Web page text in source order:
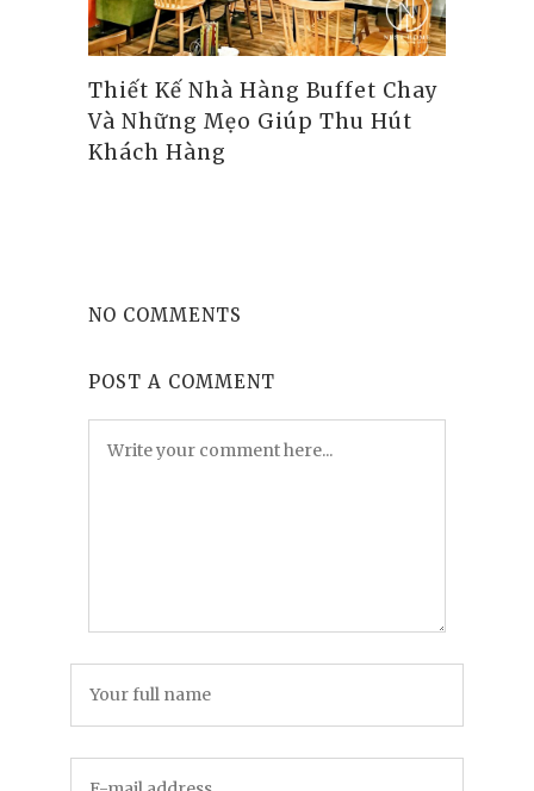
Thiết Kế Nhà Hàng Buffet Chay
Và Những Mẹo Giúp Thu Hút
Khách Hàng
NO COMMENTS
POST A COMMENT